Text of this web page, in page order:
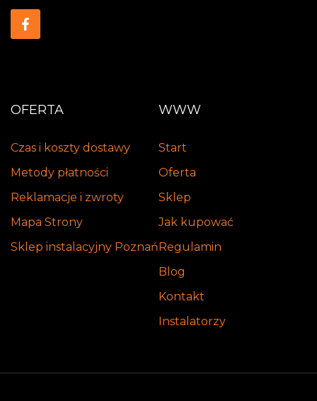
OFERTA
Czas i koszty dostawy
Metody płatności
Reklamacje i zwroty
Mapa Strony
Sklep instalacyjny Poznań
WWW
Start
Oferta
Sklep
Jak kupować
Regulamin
Blog
Kontakt
Instalatorzy